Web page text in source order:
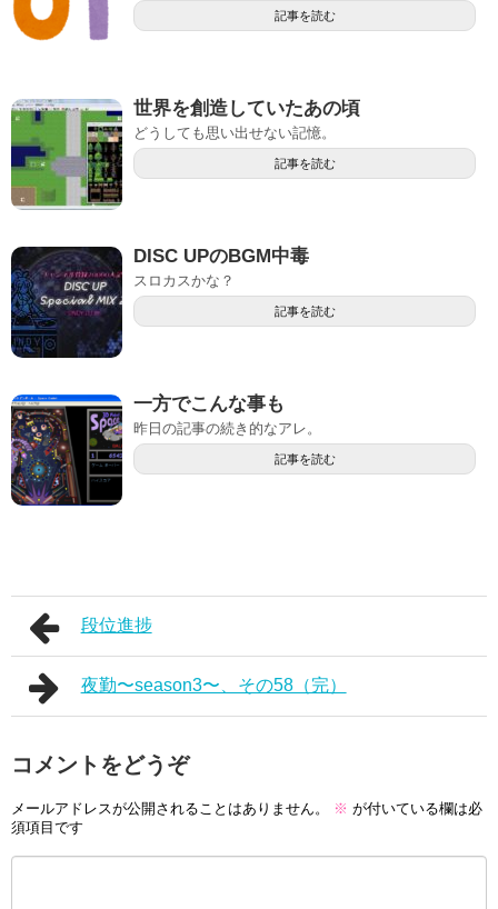
記事を読む
世界を創造していたあの頃
どうしても思い出せない記憶。
記事を読む
DISC UPのBGM中毒
スロカスかな？
記事を読む
一方でこんな事も
昨日の記事の続き的なアレ。
記事を読む
段位進捗
夜勤〜season3〜、その58（完）
コメントをどうぞ
メールアドレスが公開されることはありません。 ※ が付いている欄は必
須項目です